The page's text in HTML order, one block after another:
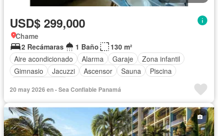
USD$ 299,000
Chame
2 Recámaras
1 Baño
130 m²
Aire acondicionado
Alarma Garaje
Zona infantil
Gimnasio
Jacuzzi Ascensor Sauna
Piscina
20 may 2026 en - Sea Confiable Panamá